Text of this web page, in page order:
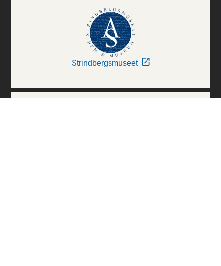
Strindbergsmuseet